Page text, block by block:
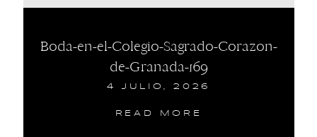
Boda-en-el-Colegio-Sagrado-Corazon-
de-Granada-169
4 JULIO, 2026
READ MORE